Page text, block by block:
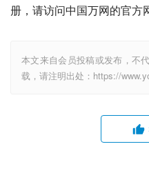
册，请访问中国万网的官方
本文来自会员投稿或发布，不
载，请注明出处：https://